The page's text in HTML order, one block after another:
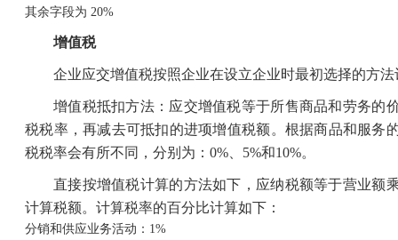
其余字段为 20%
增值税
企业应交增值税按照企业在设立企业时最初选择的方法
增值税抵扣方法：应交增值税等于所售商品和劳务的
税税率，再减去可抵扣的进项增值税额。根据商品和服务
税税率会有所不同，分别为：0%、5%和10%。
直接按增值税计算的方法如下，应纳税额等于营业额
计算税额。计算税率的百分比计算如下：
分销和供应业务活动：1%